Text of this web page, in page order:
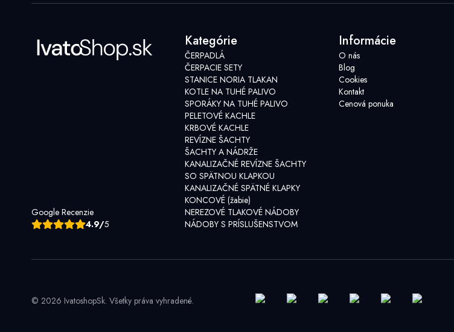
Google Recenzie
4.9/5
Kategórie
ČERPADLÁ
ČERPACIE SETY
STANICE NORIA TLAKAN
KOTLE NA TUHÉ PALIVO
SPORÁKY NA TUHÉ PALIVO
PELETOVÉ KACHLE
KRBOVÉ KACHLE
REVÍZNE ŠACHTY
ŠACHTY A NÁDRŽE
KANALIZAČNÉ REVÍZNE ŠACHTY
SO SPÄTNOU KLAPKOU
KANALIZAČNÉ SPÄTNÉ KLAPKY
KONCOVÉ (žabie)
NEREZOVÉ TLAKOVÉ NÁDOBY
NÁDOBY S PRÍSLUŠENSTVOM
Informácie
O nás
Blog
Cookies
Kontakt
Cenová ponuka
© 2026 IvatoshopSk. Všetky práva vyhradené.